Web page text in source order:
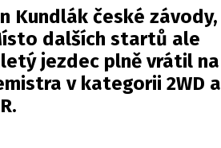
Kundlák české závody,
dalších startů ale
jezdec plně vrátil na
v kategorii 2WD a